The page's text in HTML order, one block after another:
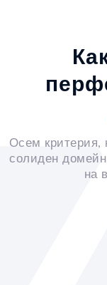
Осем критерия,
солиден
на